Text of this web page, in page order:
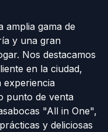
amplia gama de
y una gran
Nos destacamos
en la ciudad,
experiencia
punto de venta
"All in One",
y deliciosas